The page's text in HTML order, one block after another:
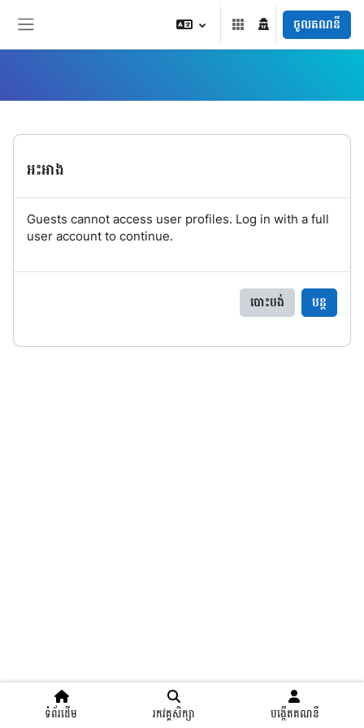
ចូលគណនី
អះអាង
Guests cannot access user profiles. Log in with a full
user account to continue.
បោះបង់ បន្ត
ទំព័រដើម រកវគ្គសិក្សា បង្កើតគណនី